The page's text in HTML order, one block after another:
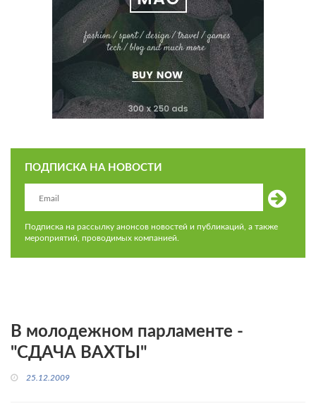
ПОДПИСКА НА НОВОСТИ
Подписка на рассылку анонсов новостей и публикаций, а также
мероприятий, проводимых компанией.
В молодежном парламенте -
"СДАЧА ВАХТЫ"
25.12.2009